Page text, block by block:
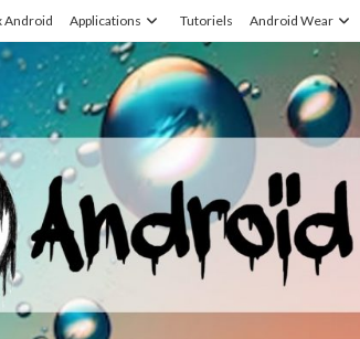
Android Applications Tutoriels Android Wear